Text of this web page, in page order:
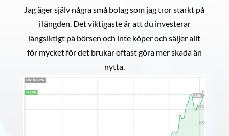
Jag äger själv några små bolag som jag tror starkt på
i längden. Det viktigaste är att du investerar
långsiktigt på börsen och inte köper och säljer allt
för mycket för det brukar oftast göra mer skada än
nytta.